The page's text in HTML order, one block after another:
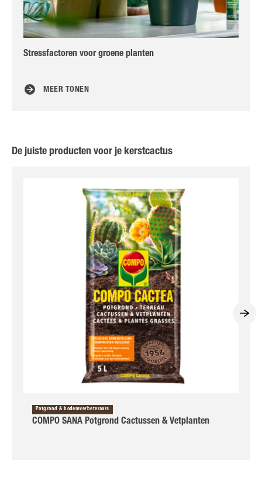
Stressfactoren voor groene planten
MEER TONEN
De juiste producten voor je kerstcactus
Potgrond & bodemverbeteraars
COMPO SANA Potgrond Cactussen & Vetplanten